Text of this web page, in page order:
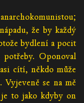
že by každý
bydlení a pocit
Oponoval
cítí, někdo může
se na mě
to jako kdyby on